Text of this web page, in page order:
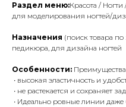
Раздел меню:Красота /
для моделирования ногтей/
Назначения (поиск товара
педикюра, для дизайна ногтей
Особенности:
• высокая эластичность и
• не растекается и сохраняет
• Идеально ровные линии